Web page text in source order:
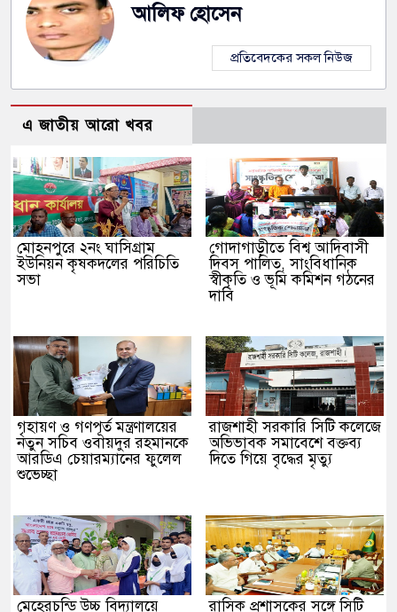
আলিফ হোসেন
প্রতিবেদকের সকল নিউজ
এ জাতীয় আরো খবর
মোহনপুরে ২নং ঘাসিগ্রাম
ইউনিয়ন কৃষকদলের পরিচিতি
সভা
গোদাগাড়ীতে বিশ্ব আদিবাসী
দিবস পালিত, সাংবিধানিক
স্বীকৃতি ও ভূমি কমিশন গঠনের
দাবি
গৃহায়ণ ও গণপূর্ত মন্ত্রণালয়ের
নতুন সচিব ওবায়দুর রহমানকে
আরডিএ চেয়ারম্যানের ফুলেল
শুভেচ্ছা
রাজশাহী সরকারি সিটি কলেজে
অভিভাবক সমাবেশে বক্তব্য
দিতে গিয়ে বৃদ্ধের মৃত্যু
মেহেরচন্ডি উচ্চ বিদ্যালয়ে রাসিক প্রশাসকের সঙ্গে সিটি